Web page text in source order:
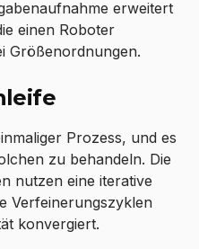
erweitert
einen Roboter
Größenordnungen.
Prozess, und es
zu behandeln. Die
nutzen eine iterative
Verfeinerungszyklen
konvergiert.